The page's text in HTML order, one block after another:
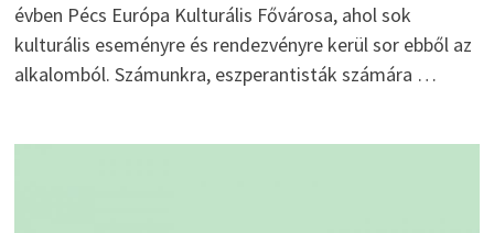
évben Pécs Európa Kulturális Fővárosa, ahol sok
kulturális eseményre és rendezvényre kerül sor ebből az
alkalomból. Számunkra, eszperantisták számára …